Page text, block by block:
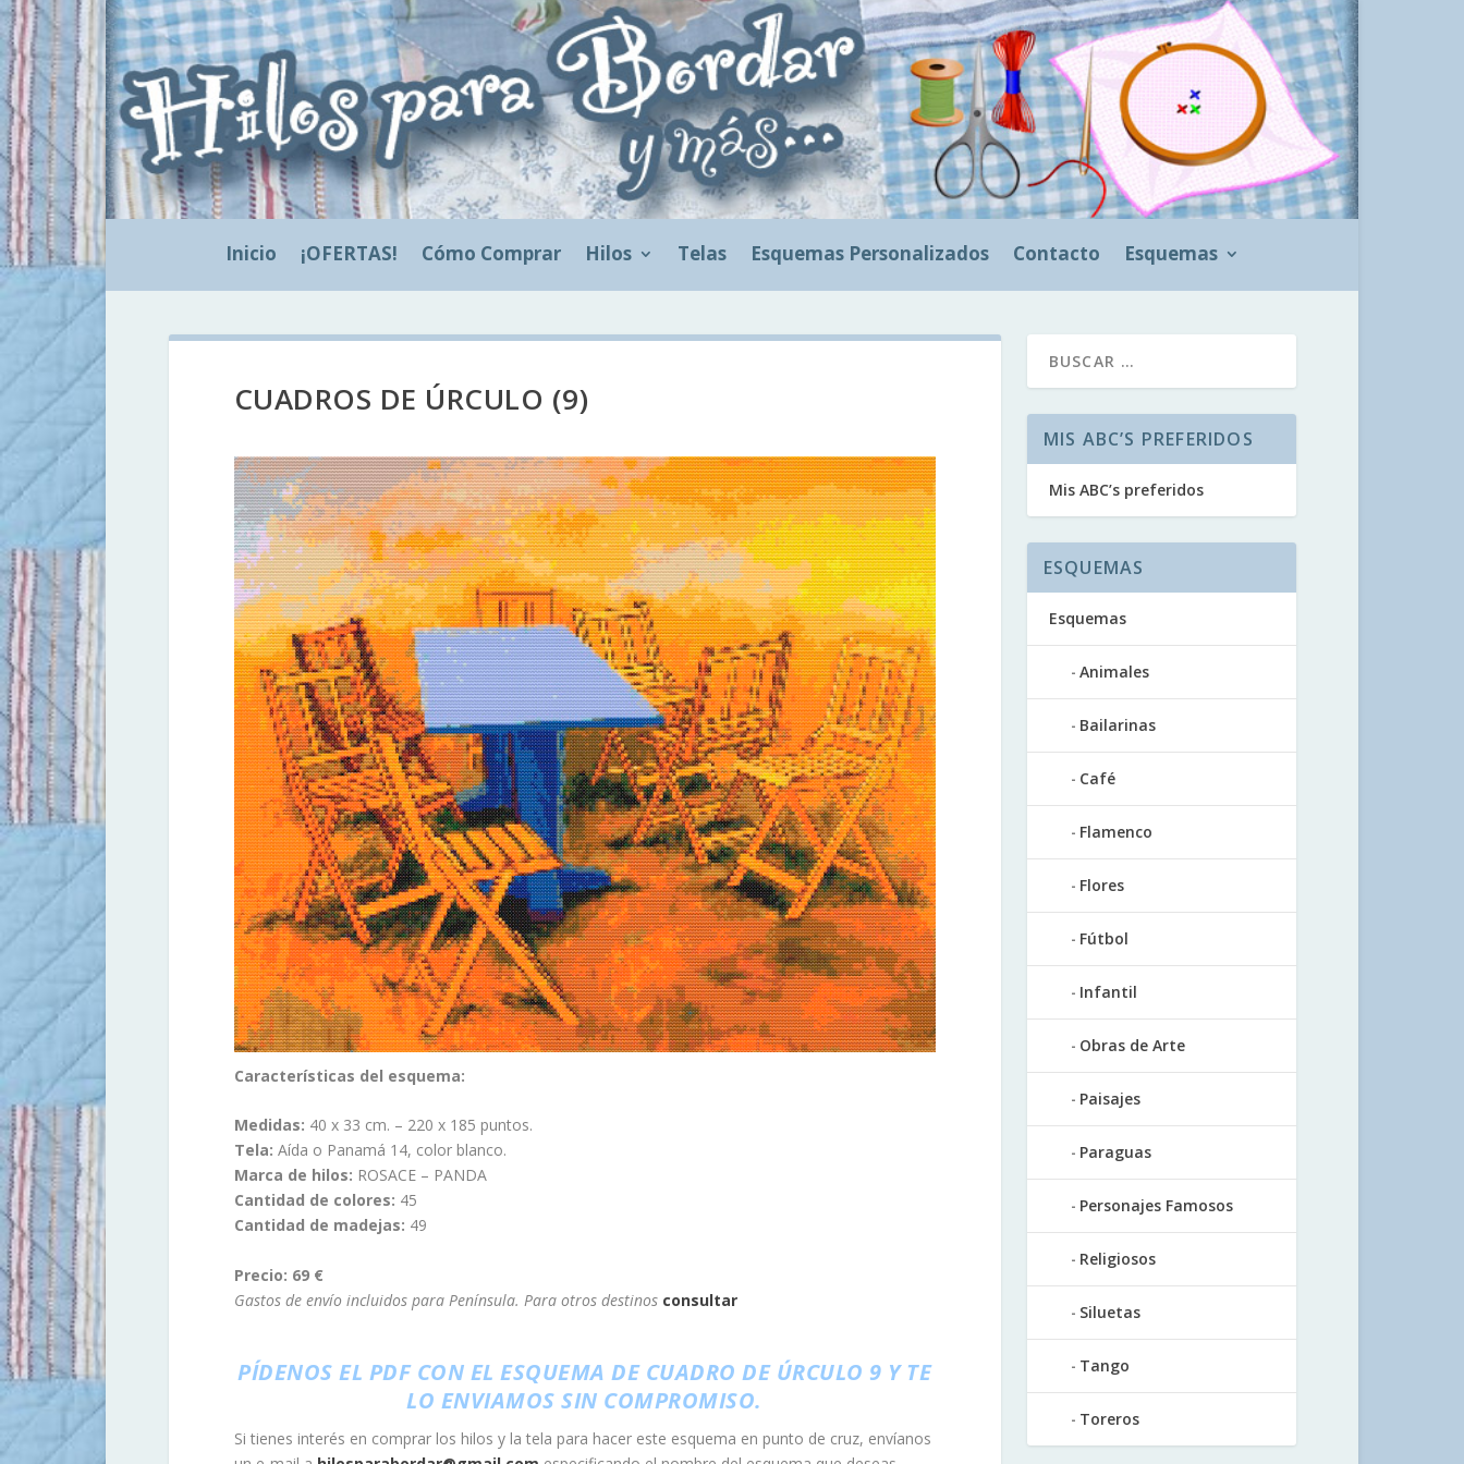
Inicio ¡OFERTAS! Cómo Comprar Hilos Telas Esquemas Personalizados Contacto Esquemas
CUADROS DE ÚRCULO (9)
Características del esquema:
Medidas: 40 x 33 cm. – 220 x 185 puntos.
Tela: Aída o Panamá 14, color blanco.
Marca de hilos: ROSACE – PANDA
Cantidad de colores: 45
Cantidad de madejas: 49
Precio: 69 €
Gastos de envío incluidos para Península. Para otros destinos consultar
PÍDENOS EL PDF CON EL ESQUEMA DE CUADRO DE ÚRCULO 9 Y TE
LO ENVIAMOS SIN COMPROMISO.
Si tienes interés en comprar los hilos y la tela para hacer este esquema en punto de cruz, envíanos
MIS ABC’S PREFERIDOS
Mis ABC’s preferidos
ESQUEMAS
Esquemas
Animales
Bailarinas
Café
Flamenco
Flores
Fútbol
Infantil
Obras de Arte
Paisajes
Paraguas
Personajes Famosos
Religiosos
Siluetas
Tango
Toreros